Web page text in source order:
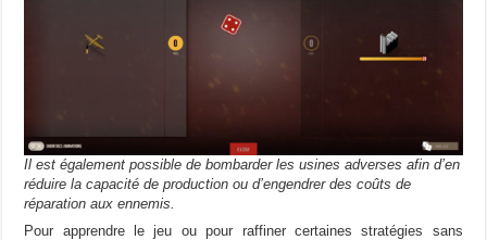
Il est également possible de bombarder les usines adverses afin d’en
réduire la capacité de production ou d’engendrer des coûts de
réparation aux ennemis.
Pour apprendre le jeu ou pour raffiner certaines stratégies sans